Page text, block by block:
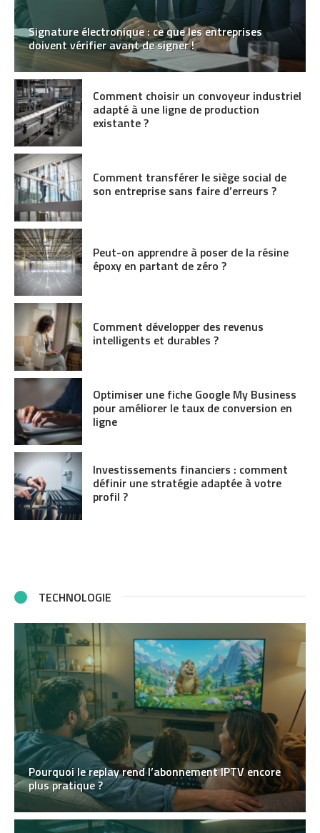
Signature électronique : ce que les entreprises
doivent vérifier avant de signer !
Comment choisir un convoyeur industriel
adapté à une ligne de production
existante ?
Comment transférer le siège social de
son entreprise sans faire d’erreurs ?
Peut-on apprendre à poser de la résine
époxy en partant de zéro ?
Comment développer des revenus
intelligents et durables ?
Optimiser une fiche Google My Business
pour améliorer le taux de conversion en
ligne
Investissements financiers : comment
définir une stratégie adaptée à votre
profil ?
TECHNOLOGIE
Pourquoi le replay rend l’abonnement IPTV encore
plus pratique ?